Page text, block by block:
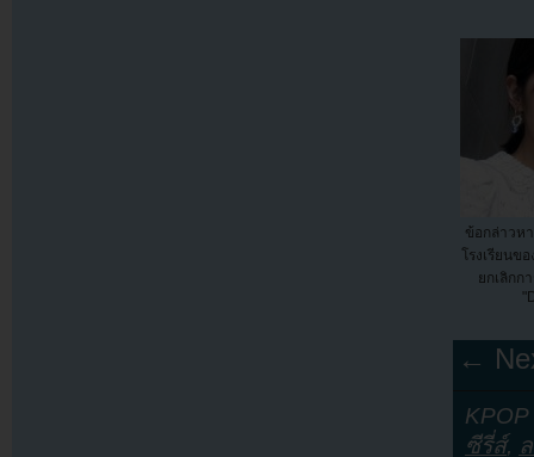
ข้อกล่าวหา
โรงเรียนข
ยกเลิกก
←
ซีรี่ส์,